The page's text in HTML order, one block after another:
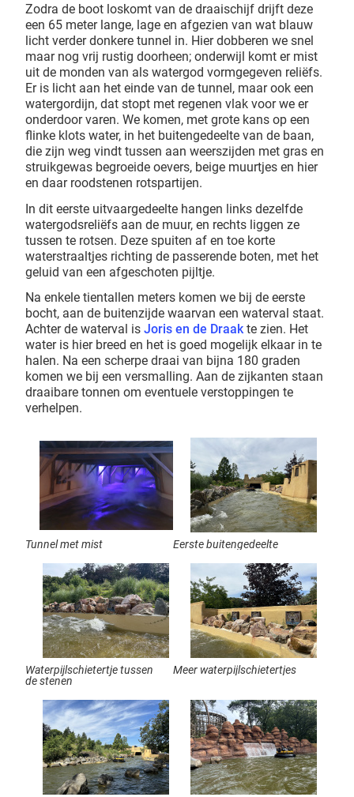
Zodra de boot loskomt van de draaischijf drijft deze
een 65 meter lange, lage en afgezien van wat blauw
licht verder donkere tunnel in. Hier dobberen we snel
maar nog vrij rustig doorheen; onderwijl komt er mist
uit de monden van als watergod vormgegeven reliëfs.
Er is licht aan het einde van de tunnel, maar ook een
watergordijn, dat stopt met regenen vlak voor we er
onderdoor varen. We komen, met grote kans op een
flinke klots water, in het buitengedeelte van de baan,
die zijn weg vindt tussen aan weerszijden met gras en
struikgewas begroeide oevers, beige muurtjes en hier
en daar roodstenen rotspartijen.
In dit eerste uitvaargedeelte hangen links dezelfde
watergodsreliëfs aan de muur, en rechts liggen ze
tussen te rotsen. Deze spuiten af en toe korte
waterstraaltjes richting de passerende boten, met het
geluid van een afgeschoten pijltje.
Na enkele tientallen meters komen we bij de eerste
bocht, aan de buitenzijde waarvan een waterval staat.
Achter de waterval is Joris en de Draakte zien. Het
water is hier breed en het is goed mogelijk elkaar in te
halen. Na een scherpe draai van bijna 180 graden
komen we bij een versmalling. Aan de zijkanten staan
draaibare tonnen om eventuele verstoppingen te
verhelpen.
Tunnel met mist Eerste buitengedeelte
Waterpijlschietertje tussen
de stenen
Meer waterpijlschietertjes